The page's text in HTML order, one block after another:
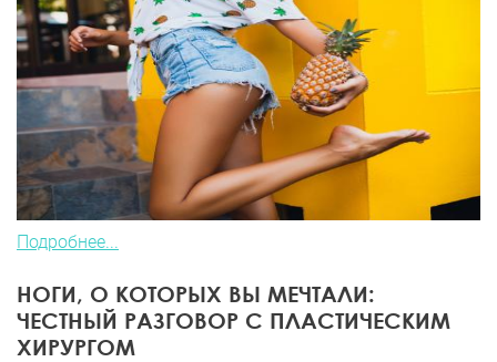
Подробнее...
НОГИ, О КОТОРЫХ ВЫ МЕЧТАЛИ:
ЧЕСТНЫЙ РАЗГОВОР С ПЛАСТИЧЕСКИМ
ХИРУРГОМ